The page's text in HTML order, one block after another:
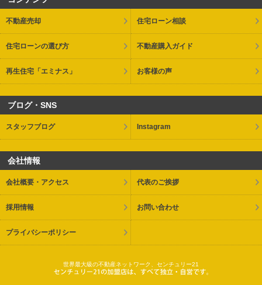
不動産売却 住宅ローン相談
住宅ローンの選び方 不動産購入ガイド
再生住宅「エミナス」 お客様の声
ブログ・SNS
スタッフブログ Instagram
会社情報
会社概要・アクセス 代表のご挨拶
採用情報 お問い合わせ
プライバシーポリシー
世界最大級の不動産ネットワーク、センチュリー21